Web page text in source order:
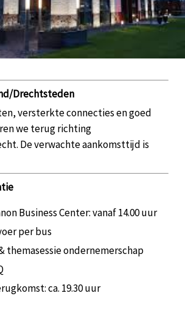
Drechtsteden
versterkte connecties en goed
we terug richting
De verwachte aankomsttijd is
Business Center: vanaf 14.00 uur
per bus
themasessie ondernemerschap
ca. 19.30 uur